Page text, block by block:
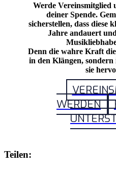
Werde Vereinsmitglied
deiner Spende.
sicherstellen, dass diese
Jahre andauert
Denn die wahre Kraft
in den Klängen,
sie
WERDEN
Teilen: